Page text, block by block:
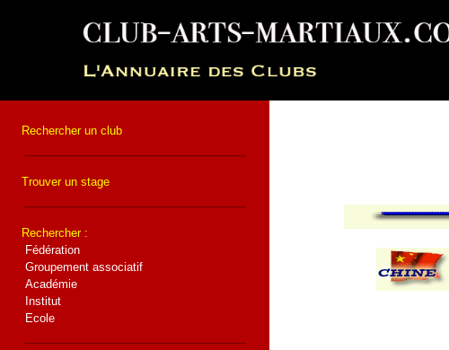
Rechercher un club
Trouver un stage
Rechercher :
Fédération
Groupement associatif
Académie
Institut
Ecole